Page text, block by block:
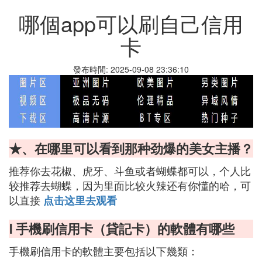
哪個app可以刷自己信用
卡
發布時間: 2025-09-08 23:36:10
★、在哪里可以看到那种劲爆的美女主播？
推荐你去花椒、虎牙、斗鱼或者蝴蝶都可以，个人比
较推荐去蝴蝶，因为里面比较火辣还有你懂的哈，可
以直接 点击这里去观看
Ⅰ 手機刷信用卡（貸記卡）的軟體有哪些
手機刷信用卡的軟體主要包括以下幾類：